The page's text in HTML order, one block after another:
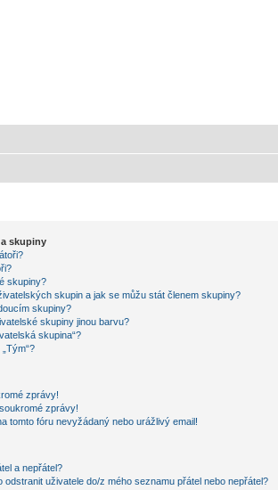
skupiny
skupiny?
skupin a jak se můžu stát členem skupiny?
skupiny?
skupiny jinou barvu?
skupina“?
zprávy!
zprávy!
tomto fóru nevyžádaný nebo urážlivý email!
a nepřátel?
odstranit uživatele do/z mého seznamu přátel nebo nepřátel?